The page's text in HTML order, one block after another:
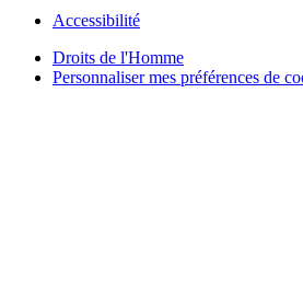
Accessibilité
Droits de l'Homme
Personnaliser mes préférences de